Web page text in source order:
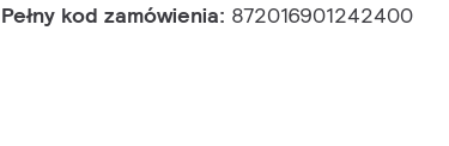
Pełny kod zamówienia: 872016901242400